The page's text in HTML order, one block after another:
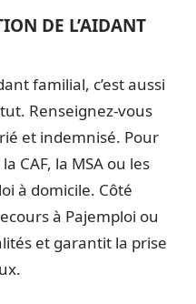
DE L’AIDANT
familial, c’est aussi
Renseignez-vous
et indemnisé. Pour
CAF, la MSA ou les
à domicile. Côté
à Pajemploi ou
et garantit la prise